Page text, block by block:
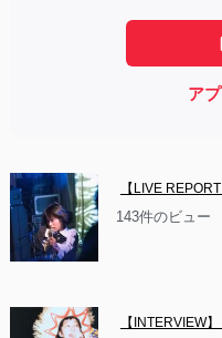
【LIVE
143件のビュー
【INTERVIEW